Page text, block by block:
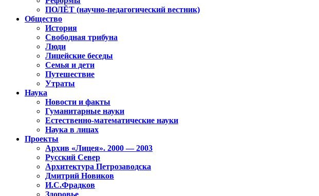
ПОЛЁТ (научно-педагогический вестник)
Общество
История
Свободная трибуна
Люди
Лицейские беседы
Семья и дети
Путешествие
Утраты
Наука
Новости и факты
Гуманитарные науки
Естественно-математические науки
Наука в лицах
Проекты
Архив «Лицея». 2000 — 2003
Русский Север
Архитектура Петрозаводска
Дмитрий Новиков
И.С.Фрадков
Здоровье